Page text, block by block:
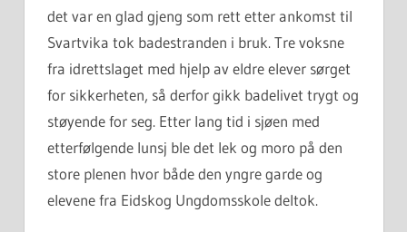
det var en glad gjeng som rett etter ankomst til
Svartvika tok badestranden i bruk. Tre voksne
fra idrettslaget med hjelp av eldre elever sørget
for sikkerheten, så derfor gikk badelivet trygt og
støyende for seg. Etter lang tid i sjøen med
etterfølgende lunsj ble det lek og moro på den
store plenen hvor både den yngre garde og
elevene fra Eidskog Ungdomsskole deltok.